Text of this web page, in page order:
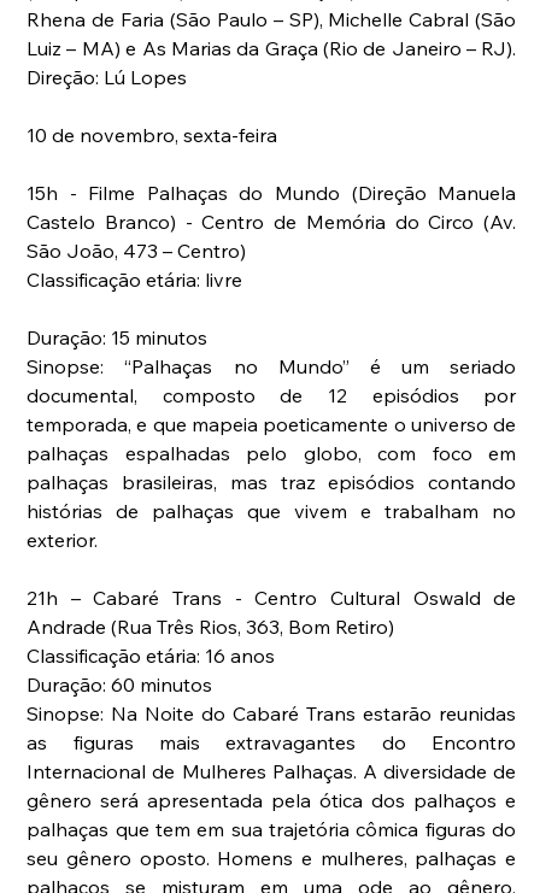
Rhena de Faria (São Paulo – SP), Michelle Cabral (São
Luiz – MA) e As Marias da Graça (Rio de Janeiro – RJ).
Direção: Lú Lopes
10 de novembro, sexta-feira
15h - Filme Palhaças do Mundo (Direção Manuela
Castelo Branco) - Centro de Memória do Circo (Av.
São João, 473 – Centro)
Classificação etária: livre
Duração: 15 minutos
Sinopse: “Palhaças no Mundo” é um seriado
documental, composto de 12 episódios por
temporada, e que mapeia poeticamente o universo de
palhaças espalhadas pelo globo, com foco em
palhaças brasileiras, mas traz episódios contando
histórias de palhaças que vivem e trabalham no
exterior.
21h – Cabaré Trans - Centro Cultural Oswald de
Andrade (Rua Três Rios, 363, Bom Retiro)
Classificação etária: 16 anos
Duração: 60 minutos
Sinopse: Na Noite do Cabaré Trans estarão reunidas
as figuras mais extravagantes do Encontro
Internacional de Mulheres Palhaças. A diversidade de
gênero será apresentada pela ótica dos palhaços e
palhaças que tem em sua trajetória cômica figuras do
seu gênero oposto. Homens e mulheres, palhaças e
palhaços se misturam em uma ode ao gênero,